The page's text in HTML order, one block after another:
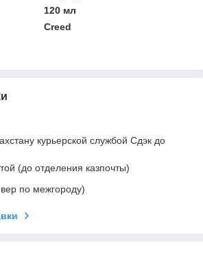
120 мл
Creed
курьерской службой Сдэк до
(до отделения казпочты)
по межгороду)